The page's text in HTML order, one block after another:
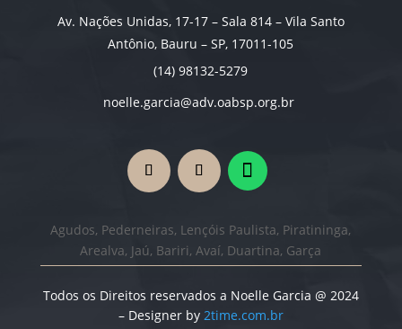
Av. Nações Unidas, 17-17 – Sala 814 – Vila Santo
Antônio, Bauru – SP, 17011-105
(14) 98132-5279
noelle.garcia@adv.oabsp.org.br
Agudos, Pederneiras, Lençóis Paulista, Piratininga,
Arealva, Jaú, Bariri, Avaí, Duartina, Garça
Todos os Direitos reservados a Noelle Garcia @ 2024
– Designer by 2time.com.br